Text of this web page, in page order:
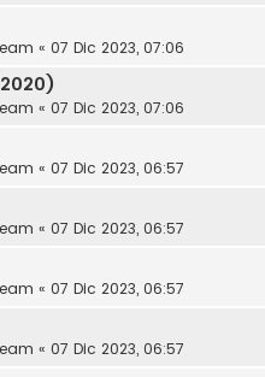
« 07 Dic 2023, 07:06
« 07 Dic 2023, 07:06
« 07 Dic 2023, 06:57
« 07 Dic 2023, 06:57
« 07 Dic 2023, 06:57
« 07 Dic 2023, 06:57